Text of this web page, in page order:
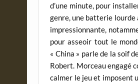
d’une minute, pour
genre, une batterie
impressionnante,
pour asseoir tout le
« China » parle de la soif
Robert. Morceau engagé
calmer le jeu et imposent